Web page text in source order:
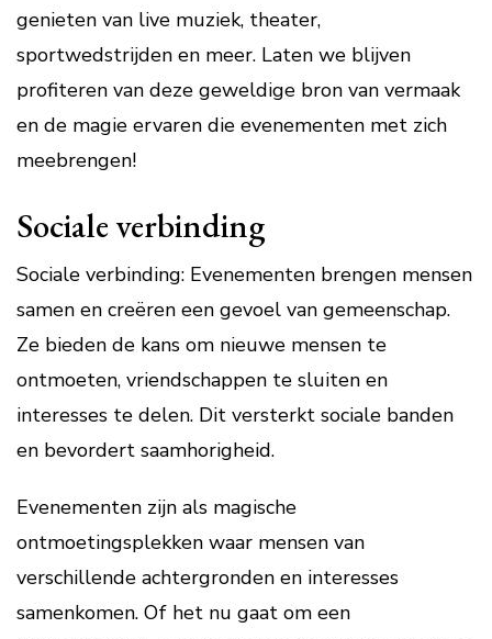
genieten van live muziek, theater,
sportwedstrijden en meer. Laten we blijven
profiteren van deze geweldige bron van vermaak
en de magie ervaren die evenementen met zich
meebrengen!
Sociale verbinding
Sociale verbinding: Evenementen brengen mensen
samen en creëren een gevoel van gemeenschap.
Ze bieden de kans om nieuwe mensen te
ontmoeten, vriendschappen te sluiten en
interesses te delen. Dit versterkt sociale banden
en bevordert saamhorigheid.
Evenementen zijn als magische
ontmoetingsplekken waar mensen van
verschillende achtergronden en interesses
samenkomen. Of het nu gaat om een